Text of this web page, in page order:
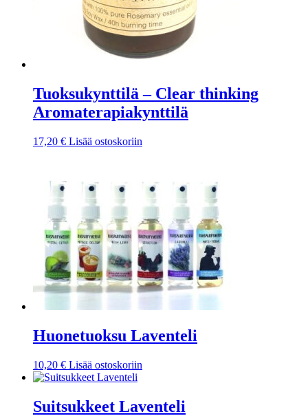
Tuoksukynttilä – Clear thinking
Aromaterapiakynttilä
17,20 € Lisää ostoskoriin
Huonetuoksu Laventeli
10,20 € Lisää ostoskoriin
Suitsukkeet Laventeli